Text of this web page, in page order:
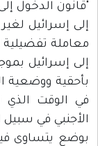
"قانون الدخول
إلى إسرائيل
معاملة تفضيلية
إلى إسرائيل
بأحقية ووضعية
في الوقت الذي
الأجنبي في سبيل
بوضع يتساوى